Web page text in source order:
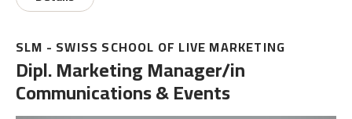
SLM - SWISS SCHOOL OF LIVE MARKETING
Dipl. Marketing Manager/in
Communications & Events